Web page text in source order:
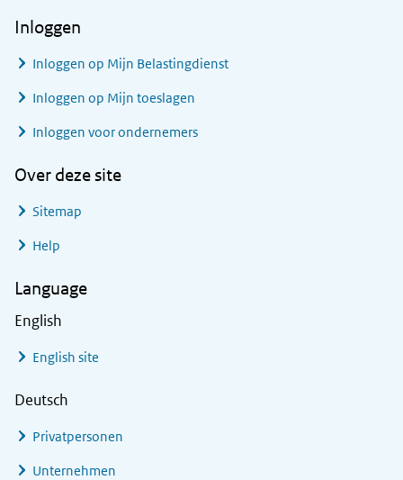
Inloggen
Inloggen op Mijn Belastingdienst
Inloggen op Mijn toeslagen
Inloggen voor ondernemers
Over deze site
Sitemap
Help
Language
English
English site
Deutsch
Privatpersonen
Unternehmen